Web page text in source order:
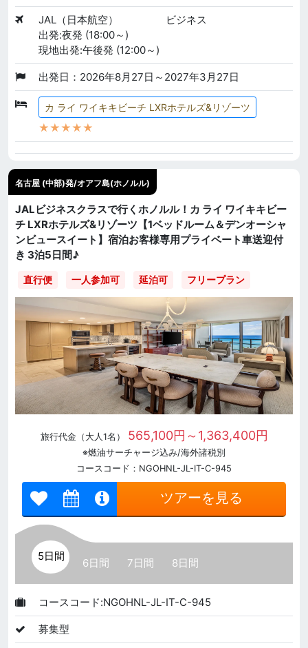
JAL（日本航空）
ビジネス
出発:夜発 (18:00～)
現地出発:午後発 (12:00～)
出発日：2026年8月27日～2027年3月27日
カ ライ ワイキキビーチ LXRホテルズ&リゾーツ
★★★★★
名古屋 (中部)発/オアフ島(ホノルル)
JALビジネスクラスで行くホノルル！カ ライ ワイキキビー
チ LXRホテルズ&リゾーツ【1ベッドルーム＆デンオーシャ
ンビュースイート】宿泊お客様専用プライベート車送迎付
き 3泊5日間♪
直行便 一人参加可 延泊可 フリープラン
旅行代金（大人1名） 565,100円～1,363,400円
※燃油サーチャージ込み/海外諸税別
コースコード：NGOHNL-JL-IT-C-945
ツアーを見る
5日間
6日間 7日間 8日間
コースコード:NGOHNL-JL-IT-C-945
募集型